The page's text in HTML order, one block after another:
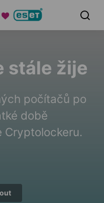
stále žije
počítačů po
době
Cryptolockeru.